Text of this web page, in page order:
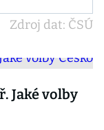
Zdroj dat: ČSÚ
Jaké volby